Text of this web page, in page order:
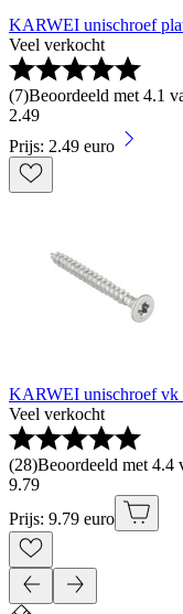
KARWEI unischroef
Veel verkocht
(7)Beoordeeld met 4.1
2.49
Prijs: 2.49 euro
KARWEI unischroef vk
Veel verkocht
(28)Beoordeeld met 4.4
9.79
Prijs: 9.79 euro